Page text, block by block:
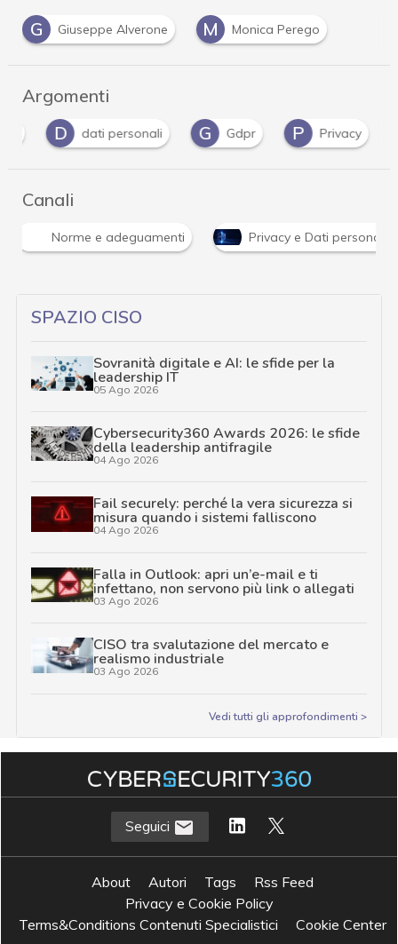
G
Giuseppe Alverone M Monica Perego
Argomenti
D dati personali G Gdpr P Privacy
Canali
Norme e adeguamenti Privacy e Dati personali
SPAZIO CISO
Sovranità digitale e AI: le sfide per la
leadership IT
05 Ago 2026
Cybersecurity360 Awards 2026: le sfide
della leadership antifragile
04 Ago 2026
Fail securely: perché la vera sicurezza si
misura quando i sistemi falliscono
04 Ago 2026
Falla in Outlook: apri un’e-mail e ti
infettano, non servono più link o allegati
03 Ago 2026
CISO tra svalutazione del mercato e
realismo industriale
03 Ago 2026
Vedi tutti gli approfondimenti >
Seguici
About Autori Tags
Rss Feed
Privacy e Cookie Policy
Terms&Conditions Contenuti Specialistici
Cookie Center